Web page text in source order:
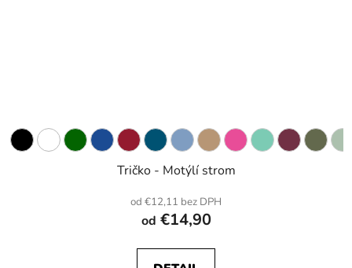
Tričko - Motýlí strom
od €12,11 bez DPH
od €14,90